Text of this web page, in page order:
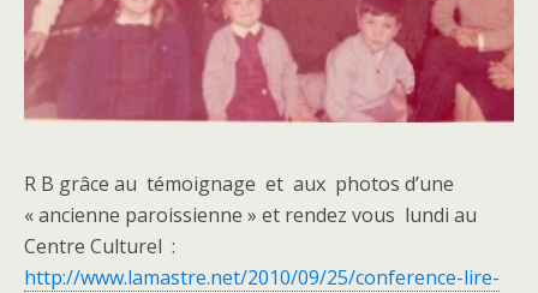
R B grâce au témoignage et aux photos d’une
« ancienne paroissienne » et rendez vous lundi au
Centre Culturel :
http://www.lamastre.net/2010/09/25/conference-lire-